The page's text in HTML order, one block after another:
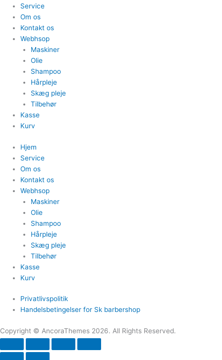
Service
Om os
Kontakt os
Webhsop
Maskiner
Olie
Shampoo
Hårpleje
Skæg pleje
Tilbehør
Kasse
Kurv
Hjem
Service
Om os
Kontakt os
Webhsop
Maskiner
Olie
Shampoo
Hårpleje
Skæg pleje
Tilbehør
Kasse
Kurv
Privatlivspolitik
Handelsbetingelser for Sk barbershop
Copyright © AncoraThemes 2026. All Rights Reserved.